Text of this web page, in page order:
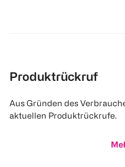
Produktrückruf
Aus Gründen des
aktuellen Produktrückrufe.